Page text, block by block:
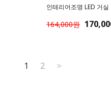
인테리어조명 LED 거
164,000원
1 2 >>